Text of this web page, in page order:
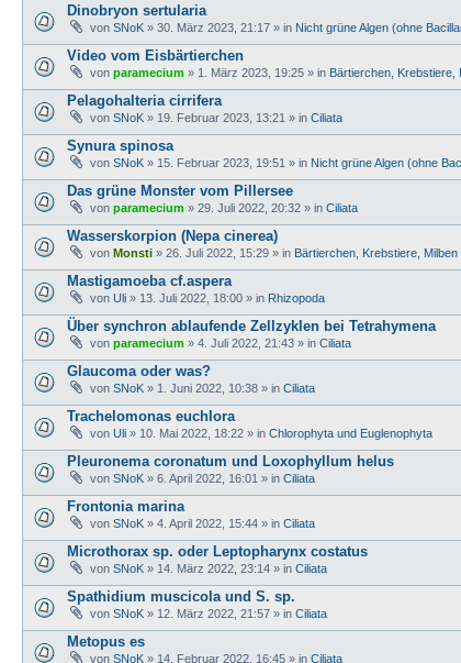
Dinobryon sertularia
von SNoK » 30. März 2023, 21:17 » in Nicht grüne Algen (ohne
Video vom Eisbärtierchen
von paramecium » 1. März 2023, 19:25 » in Bärtierchen, Krebstiere,
Pelagohalteria cirrifera
von SNoK » 19. Februar 2023, 13:21 » in Ciliata
Synura spinosa
von SNoK » 15. Februar 2023, 19:51 » in Nicht grüne Algen (ohne
Das grüne Monster vom Pillersee
von paramecium » 29. Juli 2022, 20:32 » in Ciliata
Wasserskorpion (Nepa cinerea)
von Monsti » 26. Juli 2022, 15:29 » in Bärtierchen, Krebstiere,
Mastigamoeba cf.aspera
von Uli » 13. Juli 2022, 18:00 » in Rhizopoda
Über synchron ablaufende Zellzyklen bei Tetrahymena
von paramecium » 4. Juli 2022, 21:43 » in Ciliata
Glaucoma oder was?
von SNoK » 1. Juni 2022, 10:38 » in Ciliata
Trachelomonas euchlora
von Uli » 10. Mai 2022, 18:22 » in Chlorophyta und Euglenophyta
Pleuronema coronatum und Loxophyllum helus
von SNoK » 6. April 2022, 16:01 » in Ciliata
Frontonia marina
von SNoK » 4. April 2022, 15:44 » in Ciliata
Microthorax sp. oder Leptopharynx costatus
von SNoK » 14. März 2022, 23:14 » in Ciliata
Spathidium muscicola und S. sp.
von SNoK » 12. März 2022, 21:57 » in Ciliata
Metopus es
von SNoK » 14. Februar 2022, 16:45 » in Ciliata